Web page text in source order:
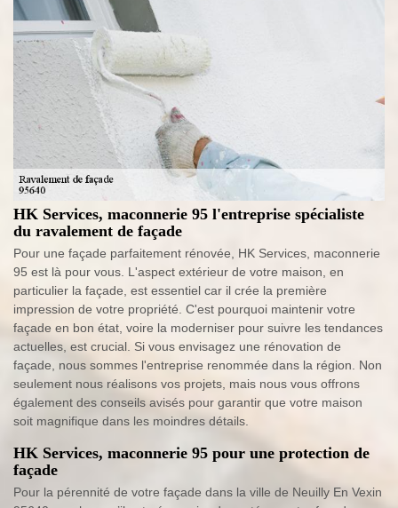
HK Services, maconnerie 95 l'entreprise spécialiste
du ravalement de façade
Pour une façade parfaitement rénovée, HK Services, maconnerie
95 est là pour vous. L'aspect extérieur de votre maison, en
particulier la façade, est essentiel car il crée la première
impression de votre propriété. C'est pourquoi maintenir votre
façade en bon état, voire la moderniser pour suivre les tendances
actuelles, est crucial. Si vous envisagez une rénovation de
façade, nous sommes l'entreprise renommée dans la région. Non
seulement nous réalisons vos projets, mais nous vous offrons
également des conseils avisés pour garantir que votre maison
soit magnifique dans les moindres détails.
HK Services, maconnerie 95 pour une protection de
façade
Pour la pérennité de votre façade dans la ville de Neuilly En Vexin